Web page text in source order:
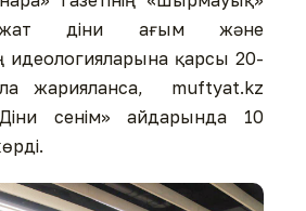
жат діни ағым және
идеологияларына қарсы 20-
жарияланса, muftyat.kz
сенім» айдарында 10